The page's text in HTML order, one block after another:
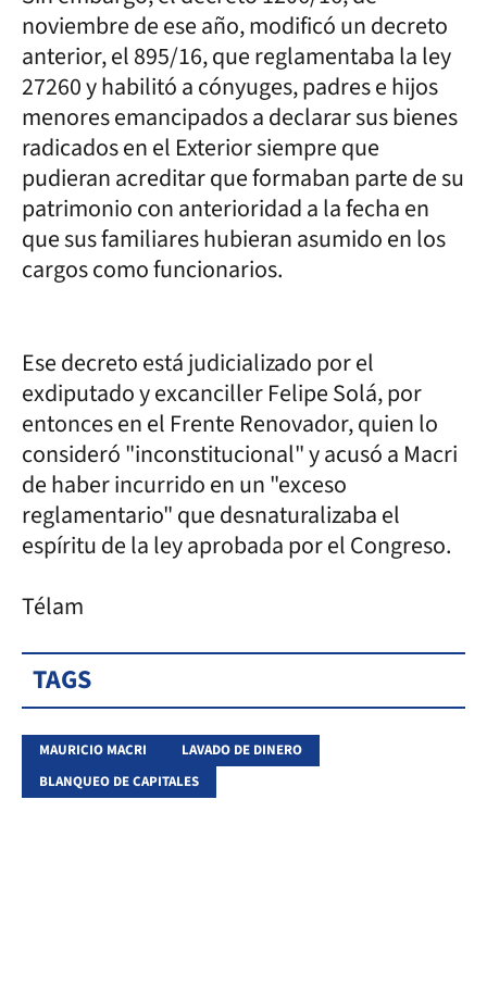
noviembre de ese año, modificó un decreto
anterior, el 895/16, que reglamentaba la ley
27260 y habilitó a cónyuges, padres e hijos
menores emancipados a declarar sus bienes
radicados en el Exterior siempre que
pudieran acreditar que formaban parte de su
patrimonio con anterioridad a la fecha en
que sus familiares hubieran asumido en los
cargos como funcionarios.
Ese decreto está judicializado por el
exdiputado y excanciller Felipe Solá, por
entonces en el Frente Renovador, quien lo
consideró "inconstitucional" y acusó a Macri
de haber incurrido en un "exceso
reglamentario" que desnaturalizaba el
espíritu de la ley aprobada por el Congreso.
Télam
TAGS
MAURICIO MACRI
LAVADO DE DINERO
BLANQUEO DE CAPITALES